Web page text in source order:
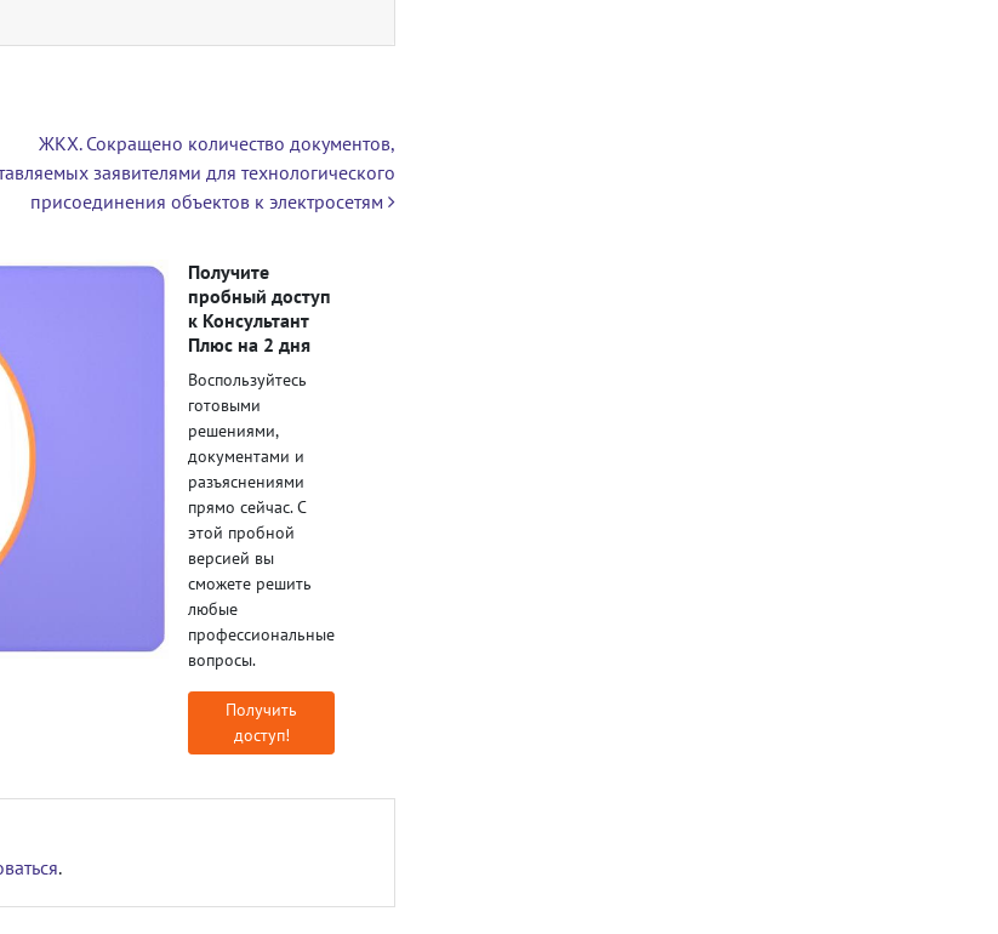
ЖКХ. Сокращено количество документов,
заявителями для технологического
присоединения объектов к электросетям
Получите
пробный доступ
к Консультант
Плюс на 2 дня
Воспользуйтесь
готовыми
решениями,
документами и
разъяснениями
прямо сейчас. С
этой пробной
версией вы
сможете решить
любые
профессиональные
вопросы.
Получить
доступ!
.